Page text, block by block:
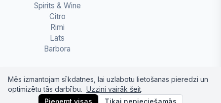
Spirits & Wine
Citro
Rimi
Lats
Barbora
© 2026 letapartika.lv - Pārtikas cenu salīdzinājumi
Mēs izmantojam sīkdatnes, lai uzlabotu lietošanas pieredzi un
optimizētu tās darbību. Uzzini vairāk šeit.
Pieņemt visas
Tikai nepieciešamās